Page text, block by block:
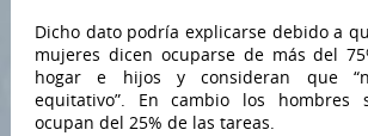
Dicho dato podría explicarse debido a
mujeres dicen ocuparse de más del
hogar e hijos y consideran que
equitativo”. En cambio los hombres
ocupan del 25% de las tareas.